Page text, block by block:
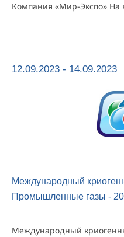
Компания «Мир-Экспо» На
12.09.2023 - 14.09.2023
Международный
Промышленные газы -
Международный